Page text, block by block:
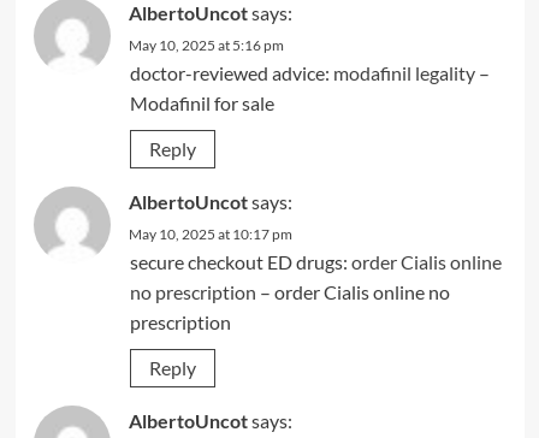
AlbertoUncotsays:
May 10, 2025 at 5:16 pm
doctor-reviewed advice: modafinil legality–
Modafinil for sale
Reply
AlbertoUncotsays:
May 10, 2025 at 10:17 pm
secure checkout ED drugs: order Cialis online
no prescription – order Cialis online no
prescription
Reply
AlbertoUncotsays: